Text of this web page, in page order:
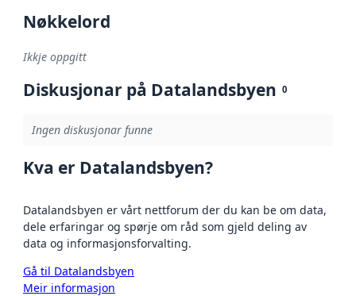
Nøkkelord
Ikkje oppgitt
Diskusjonar på Datalandsbyen 0
Ingen diskusjonar funne
Kva er Datalandsbyen?
Datalandsbyen er vårt nettforum der du kan be om data,
dele erfaringar og spørje om råd som gjeld deling av
data og informasjonsforvalting.
Gå til Datalandsbyen
Meir informasjon